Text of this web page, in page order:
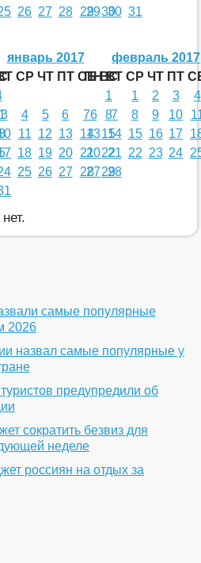
26 27 28 29 30
29 30 31
январь 2017
СР ЧТ ПТ СБ ВС
1
3 4 5 6 7
8
11 12 13 14
15
18 19 20 21
22
25 26 27 28
29
февраль 2017
ПН ВТ СР ЧТ ПТ
1
2 3
4
6
7 8 9 10
13 14 15 16 17
20 21 22 23 24
27 28
самые популярные
2026
назвал самые популярные у
предупредили об
сократить безвиз для
неделе
россиян на отдых за